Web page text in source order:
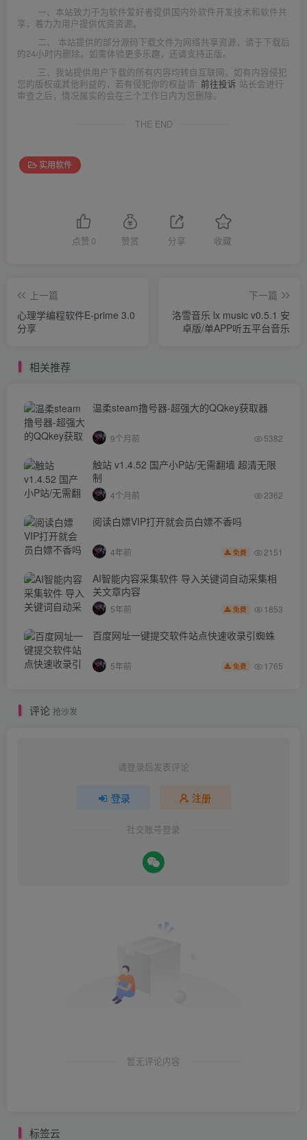
一、本站致力于为软件爱好者提供国内外软件开发技术和软件共
享，着力为用户提供优资资源。
二、 本站提供的部分源码下载文件为网络共享资源，请于下载后
的24小时内删除。如需体验更多乐趣，还请支持正版。
三、我站提供用户下载的所有内容均转自互联网。如有内容侵犯
您的版权或其他利益的，若有侵犯你的权益请: 前往投诉 站长会进行
审查之后，情况属实的会在三个工作日内为您删除。
THE END
实用软件
点赞 0 赞赏 分享 收藏
上一篇
心理学编程软件E-prime 3.0
分享
下一篇
洛雪音乐 lx music v0.5.1 安
卓版/单APP听五平台音乐
相关推荐
温柔steam撸号器-超强大的QQkey获取器
9个月前 5382
触站 v1.4.52 国产小P站/无需翻墙 超清无限
制
4个月前 2362
阅读白嫖VIP打开就会员白嫖不香吗
4年前 免费 2151
AI智能内容采集软件 导入关键词自动采集相
关文章内容
5年前 免费 1853
百度网址一键提交软件站点快速收录引蜘蛛
5年前 免费 1765
评论 抢沙发
请登录后发表评论
登录 注册
社交账号登录
暂无评论内容
标签云